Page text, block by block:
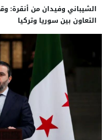
الشيباني وفيدان من أنقرة:
التعاون بين سوريا وتركيا